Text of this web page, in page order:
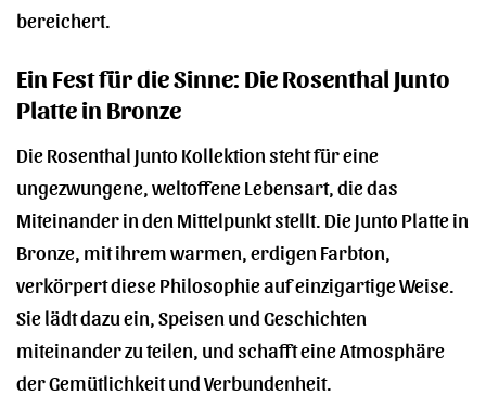
bereichert.
Ein Fest für die Sinne: Die Rosenthal Junto
Platte in Bronze
Die Rosenthal Junto Kollektion steht für eine
ungezwungene, weltoffene Lebensart, die das
Miteinander in den Mittelpunkt stellt. Die Junto Platte in
Bronze, mit ihrem warmen, erdigen Farbton,
verkörpert diese Philosophie auf einzigartige Weise.
Sie lädt dazu ein, Speisen und Geschichten
miteinander zu teilen, und schafft eine Atmosphäre
der Gemütlichkeit und Verbundenheit.